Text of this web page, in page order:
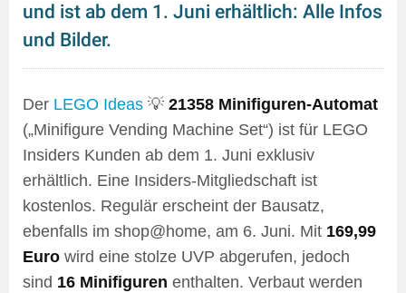
und ist ab dem 1. Juni erhältlich: Alle Infos
und Bilder.
Der LEGO Ideas 💡 21358 Minifiguren-Automat
(„Minifigure Vending Machine Set“) ist für LEGO
Insiders Kunden ab dem 1. Juni exklusiv
erhältlich. Eine Insiders-Mitgliedschaft ist
kostenlos. Regulär erscheint der Bausatz,
ebenfalls im shop@home, am 6. Juni. Mit 169,99
Euro wird eine stolze UVP abgerufen, jedoch
sind 16 Minifiguren enthalten. Verbaut werden